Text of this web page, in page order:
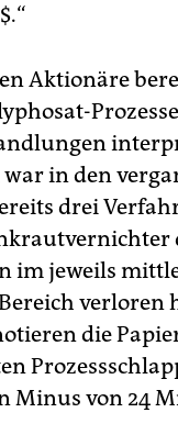
Aktionäre
in den
drei
im jeweils
verloren
die
Minus von 24